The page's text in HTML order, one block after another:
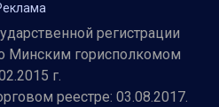
регистрации
Минским горисполкомом
г.
реестре: 03.08.2017.